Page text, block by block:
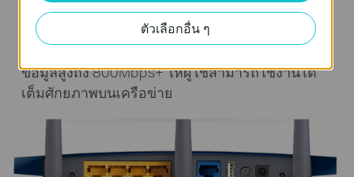
ด้วย 5 พอร์ตระดับกิกะบิตและฟังก์ชั่น Hardware
NAT Wireless Router ให้ความสามารถในการ
ประมวลผลข้อมูล NAT WAN LAN สามารถส่งผ่าน
ข้อมูลสูงถึง 800Mbps+ ให้ผู้ใช้สามารถใช้งานได้
เต็มศักยภาพบนเครือข่าย
ตัวเลือกอื่น ๆ